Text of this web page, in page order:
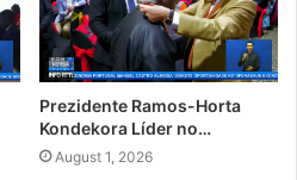
Prezidente Ramos-Horta
Kondekora Líder no…
August 1, 2026